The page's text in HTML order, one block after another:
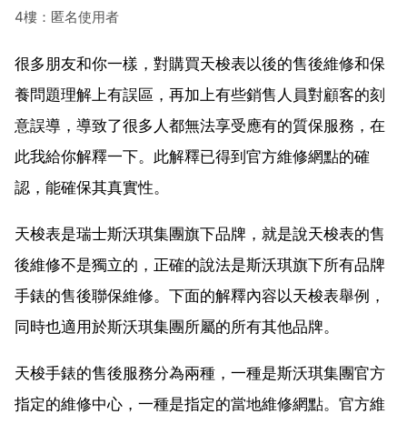
4樓：匿名使用者
很多朋友和你一樣，對購買天梭表以後的售後維修和保
養問題理解上有誤區，再加上有些銷售人員對顧客的刻
意誤導，導致了很多人都無法享受應有的質保服務，在
此我給你解釋一下。此解釋已得到官方維修網點的確
認，能確保其真實性。
天梭表是瑞士斯沃琪集團旗下品牌，就是說天梭表的售
後維修不是獨立的，正確的說法是斯沃琪旗下所有品牌
手錶的售後聯保維修。下面的解釋內容以天梭表舉例，
同時也適用於斯沃琪集團所屬的所有其他品牌。
天梭手錶的售後服務分為兩種，一種是斯沃琪集團官方
指定的維修中心，一種是指定的當地維修網點。官方維